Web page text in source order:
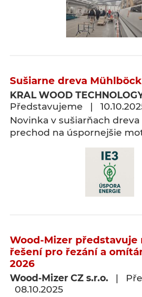
Sušiarne dreva Mühlböck
KRAL WOOD
Představujeme |
Novinka v sušiarňach
prechod na úspornejšie
Wood-Mizer představuje
řešení pro řezání a
2026
Wood-Mizer CZ s.r.o. |
08.10.2025